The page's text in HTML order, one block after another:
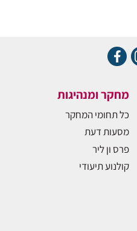
מחקר ומנהיגות
כל תחומי המחקר
מסעות דעת
פרס ון ליר
קולנוע תיעודי